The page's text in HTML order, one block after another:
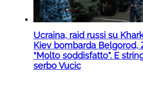
Ucraina, raid russi su
Kiev bombarda Belgorod,
“Molto soddisfatto”. E
serbo Vucic